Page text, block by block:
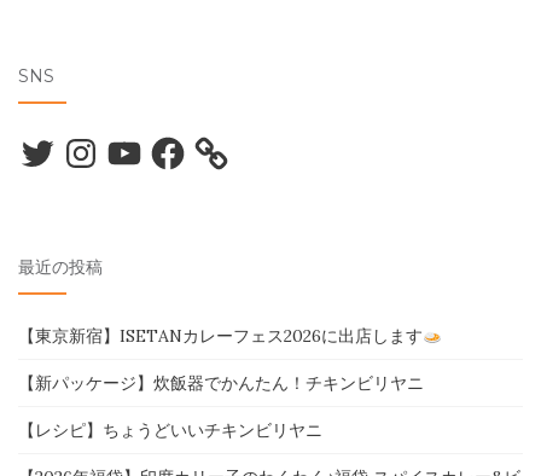
SNS
TwitterInstagramYouTubeFacebook
最近の投稿
【東京新宿】ISETANカレーフェス2026に出店します
【新パッケージ】炊飯器でかんたん！チキンビリヤニ
【レシピ】ちょうどいいチキンビリヤニ